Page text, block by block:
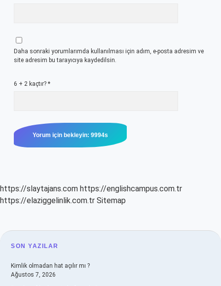
Daha sonraki yorumlarımda kullanılması için adım, e-posta adresim ve
site adresim bu tarayıcıya kaydedilsin.
6 + 2 kaçtır? *
https://slaytajans.com https://englishcampus.com.tr
https://elaziggelinlik.com.tr Sitemap
SIDEBAR
SON YAZILAR
Kimlik olmadan hat açılır mı ?
Ağustos 7, 2026